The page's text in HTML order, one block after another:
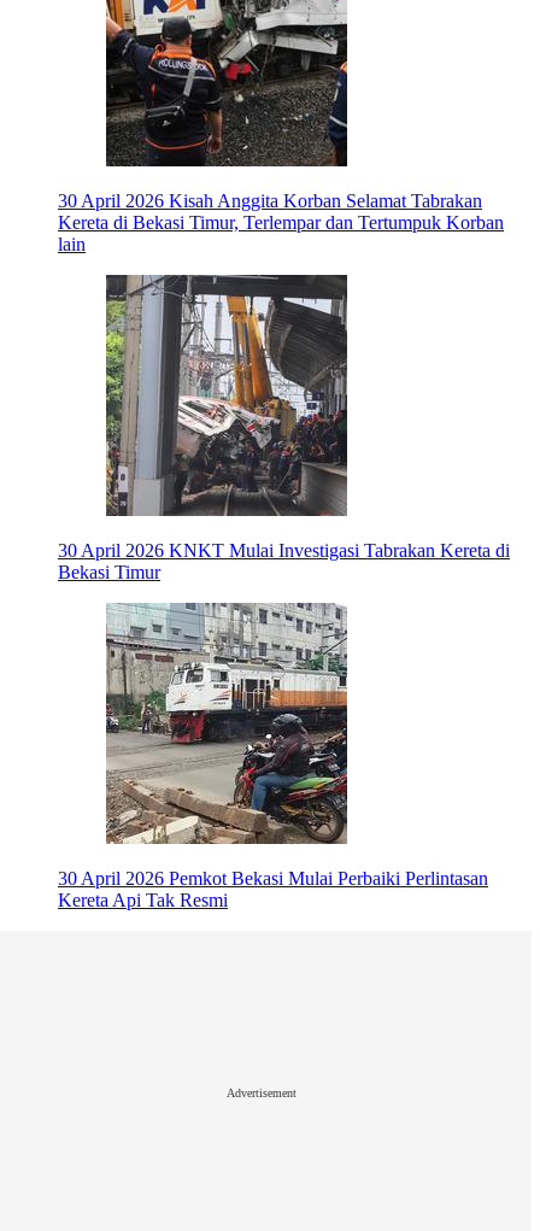
30 April 2026 Kisah Anggita Korban Selamat Tabrakan
Kereta di Bekasi Timur, Terlempar dan Tertumpuk Korban
lain
30 April 2026 KNKT Mulai Investigasi Tabrakan Kereta di
Bekasi Timur
30 April 2026 Pemkot Bekasi Mulai Perbaiki Perlintasan
Kereta Api Tak Resmi
Advertisement